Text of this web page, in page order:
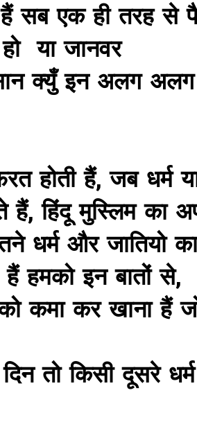
सब एक ही तरह से
या जानवर
क्युँ इन अलग अलग
होती हैं, जब
हिंदू मुस्लिम का
धर्म और जातियो
हैं हमको इन बातों से,
कमा कर खाना हैं
तो किसी दूसरे